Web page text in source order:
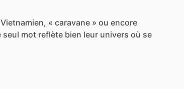
Vietnamien, « caravane » ou encore
seul mot reflète bien leur univers où se